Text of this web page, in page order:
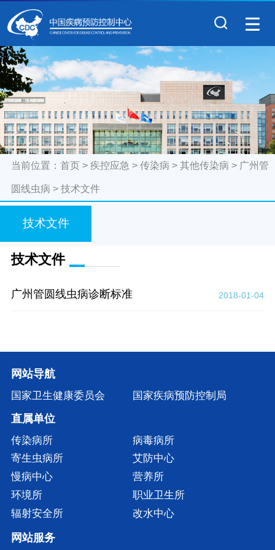
当前位置： 首页> 疾控应急 > 传染病 > 其他传染病 > 广州管
圆线虫病 > 技术文件
技术文件
技术文件
广州管圆线虫病诊断标准 2018-01-04
网站导航
国家卫生健康委员会 国家疾病预防控制局
直属单位
传染病所
病毒病所
寄生虫病所
艾防中心
慢病中心
营养所
环境所
职业卫生所
辐射安全所
改水中心
网站服务